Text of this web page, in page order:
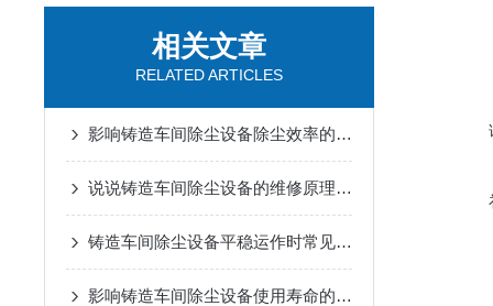
相关文章
RELATED ARTICLES
影响铸造车间除尘设备除尘效率的相关因素主要有哪些呢？
说说铸造车间除尘设备的维修原理是什么
铸造车间除尘设备平稳运作时常见哪些问题
影响铸造车间除尘设备使用寿命的因素有哪些？